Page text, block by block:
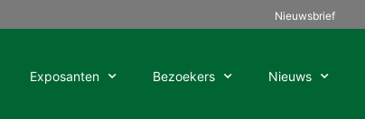
Nieuwsbrief
Exposanten Bezoekers Nieuws